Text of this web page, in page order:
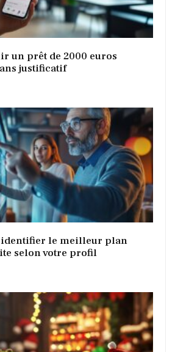
un prêt de 2000 euros
justificatif
identifier le meilleur plan
selon votre profil